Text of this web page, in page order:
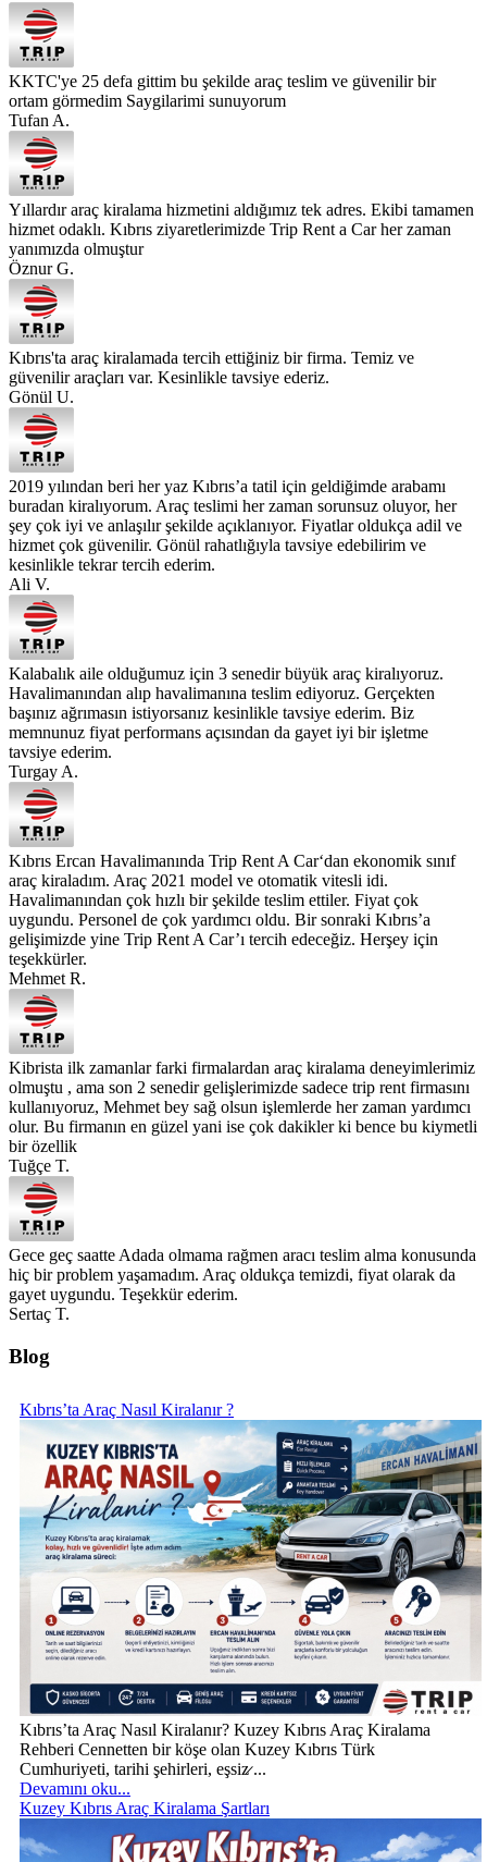
KKTC'ye 25 defa gittim bu şekilde araç teslim ve güvenilir bir
ortam görmedim Saygilarimi sunuyorum
Tufan A.
Yıllardır araç kiralama hizmetini aldığımız tek adres. Ekibi tamamen
hizmet odaklı. Kıbrıs ziyaretlerimizde Trip Rent a Car her zaman
yanımızda olmuştur
Öznur G.
Kıbrıs'ta araç kiralamada tercih ettiğiniz bir firma. Temiz ve
güvenilir araçları var. Kesinlikle tavsiye ederiz.
Gönül U.
2019 yılından beri her yaz Kıbrıs’a tatil için geldiğimde arabamı
buradan kiralıyorum. Araç teslimi her zaman sorunsuz oluyor, her
şey çok iyi ve anlaşılır şekilde açıklanıyor. Fiyatlar oldukça adil ve
hizmet çok güvenilir. Gönül rahatlığıyla tavsiye edebilirim ve
kesinlikle tekrar tercih ederim.
Ali V.
Kalabalık aile olduğumuz için 3 senedir büyük araç kiralıyoruz.
Havalimanından alıp havalimanına teslim ediyoruz. Gerçekten
başınız ağrımasın istiyorsanız kesinlikle tavsiye ederim. Biz
memnunuz fiyat performans açısından da gayet iyi bir işletme
tavsiye ederim.
Turgay A.
Kıbrıs Ercan Havalimanında Trip Rent A Car‘dan ekonomik sınıf
araç kiraladım. Araç 2021 model ve otomatik vitesli idi.
Havalimanından çok hızlı bir şekilde teslim ettiler. Fiyat çok
uygundu. Personel de çok yardımcı oldu. Bir sonraki Kıbrıs’a
gelişimizde yine Trip Rent A Car’ı tercih edeceğiz. Herşey için
teşekkürler.
Mehmet R.
Kibrista ilk zamanlar farki firmalardan araç kiralama deneyimlerimiz
olmuştu , ama son 2 senedir gelişlerimizde sadece trip rent firmasını
kullanıyoruz, Mehmet bey sağ olsun işlemlerde her zaman yardımcı
olur. Bu firmanın en güzel yani ise çok dakikler ki bence bu kiymetli
bir özellik
Tuğçe T.
Gece geç saatte Adada olmama rağmen aracı teslim alma konusunda
hiç bir problem yaşamadım. Araç oldukça temizdi, fiyat olarak da
gayet uygundu. Teşekkür ederim.
Sertaç T.
Blog
Kıbrıs’ta Araç Nasıl Kiralanır ?
Kıbrıs’ta Araç Nasıl Kiralanır? Kuzey Kıbrıs Araç Kiralama
Rehberi Cennetten bir köşe olan Kuzey Kıbrıs Türk
Cumhuriyeti, tarihi şehirleri, eşsiz̷ ...
Devamını oku...
Kuzey Kıbrıs Araç Kiralama Şartları